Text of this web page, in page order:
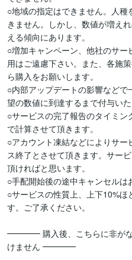
○地域の指定はできません。人
きません。しかし、数値が増え
える傾向にあります。
○増加キャンペーン、他社のサ
用はご遠慮下さい。また、各施
ら購入をお願いします。
○内部アップデートの影響など
望の数値に到達するまで付与いた
○サービスの完了報告のタイミン
で計算させて頂きます。
○アカウント凍結などによりサ
ス終了とさせて頂きます。サー
頂ければと思います。
○手配開始後の途中キャンセルは
○サービスの性質上、上下10%ほ
す。ご了承ください。
━━━━ 購入後、こちらに非がな
けません ━━━━